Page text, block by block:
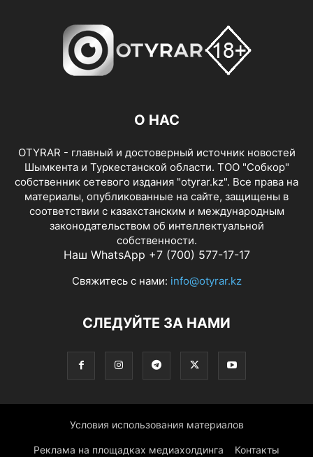
О НАС
OTYRAR - главный и достоверный источник новостей
Шымкента и Туркестанской области. ТОО "Собкор"
собственник сетевого издания "otyrar.kz". Все права на
материалы, опубликованные на сайте, защищены в
соответствии с казахстанским и международным
законодательством об интеллектуальной
собственности.
Наш WhatsApp +7 (700) 577-17-17
Свяжитесь с нами: info@otyrar.kz
СЛЕДУЙТЕ ЗА НАМИ
Условия использования материалов
Реклама на площадках медиахолдинга Контакты